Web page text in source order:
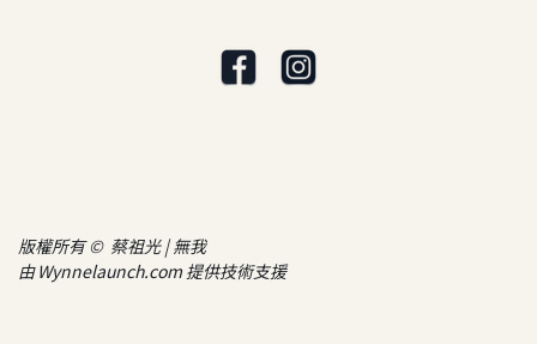
版權所有 © 蔡祖光 | 無我
由 Wynnelaunch.com 提供技術支援